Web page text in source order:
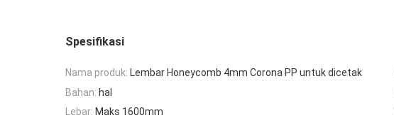
Spesifikasi
Nama produk: Lembar Honeycomb 4mm Corona PP untuk dicetak
Bahan: hal
Lebar: Maks 1600mm